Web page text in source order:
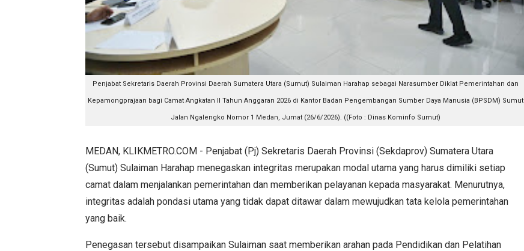
Penjabat Sekretaris Daerah Provinsi Daerah Sumatera Utara (Sumut) Sulaiman Harahap sebagai Narasumber Diklat Pemerintahan dan
Kepamongprajaan bagi Camat Angkatan II Tahun Anggaran 2026 di Kantor Badan Pengembangan Sumber Daya Manusia (BPSDM) Sumut
Jalan Ngalengko Nomor 1 Medan, Jumat (26/6/2026). ((Foto : Dinas Kominfo Sumut)
MEDAN, KLIKMETRO.COM - Penjabat (Pj) Sekretaris Daerah Provinsi (Sekdaprov) Sumatera Utara
(Sumut) Sulaiman Harahap menegaskan integritas merupakan modal utama yang harus dimiliki setiap
camat dalam menjalankan pemerintahan dan memberikan pelayanan kepada masyarakat. Menurutnya,
integritas adalah pondasi utama yang tidak dapat ditawar dalam mewujudkan tata kelola pemerintahan
yang baik.
Penegasan tersebut disampaikan Sulaiman saat memberikan arahan pada Pendidikan dan Pelatihan